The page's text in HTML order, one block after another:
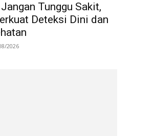
Tunggu Sakit,
Deteksi Dini dan
2026